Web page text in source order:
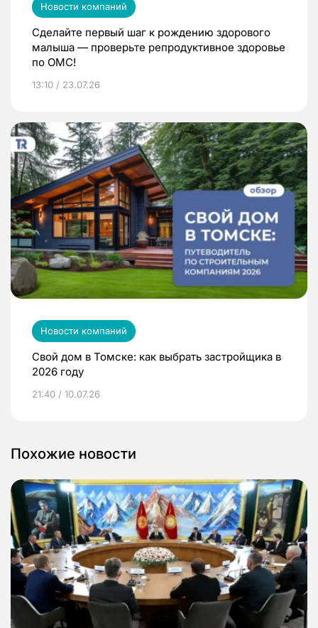
Новости компаний
Сделайте первый шаг к рождению здорового
малыша — проверьте репродуктивное здоровье
по ОМС!
13:10 / 23.07.26
Новости компаний
Свой дом в Томске: как выбрать застройщика в
2026 году
21:40 / 10.07.26
Похожие новости